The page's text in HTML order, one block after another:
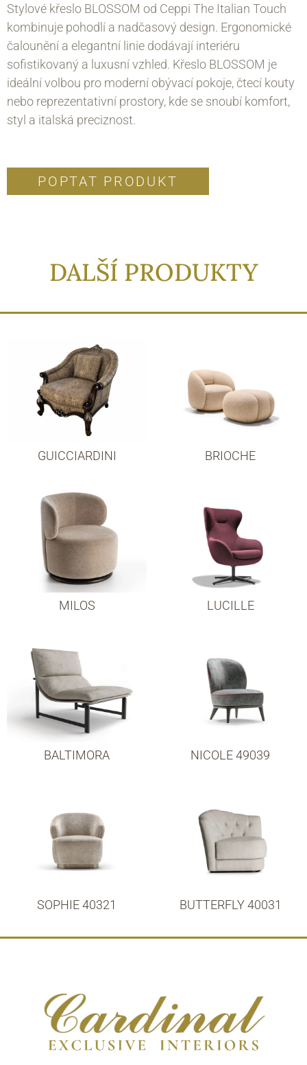
Stylové křeslo BLOSSOM od Ceppi The Italian Touch
kombinuje pohodlí a nadčasový design. Ergonomické
čalounění a elegantní linie dodávají interiéru
sofistikovaný a luxusní vzhled. Křeslo BLOSSOM je
ideální volbou pro moderní obývací pokoje, čtecí kouty
nebo reprezentativní prostory, kde se snoubí komfort,
styl a italská preciznost.
POPTAT PRODUKT
DALŠÍ PRODUKTY
GUICCIARDINI BRIOCHE
MILOS LUCILLE
BALTIMORA NICOLE 49039
SOPHIE 40321 BUTTERFLY 40031